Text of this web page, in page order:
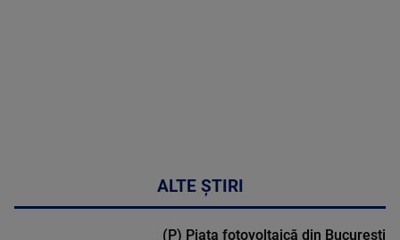
ALTE ȘTIRI
(P) Piața fotovoltaică din București